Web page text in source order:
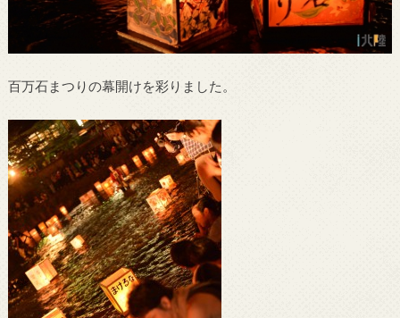
百万石まつりの幕開けを彩りました。